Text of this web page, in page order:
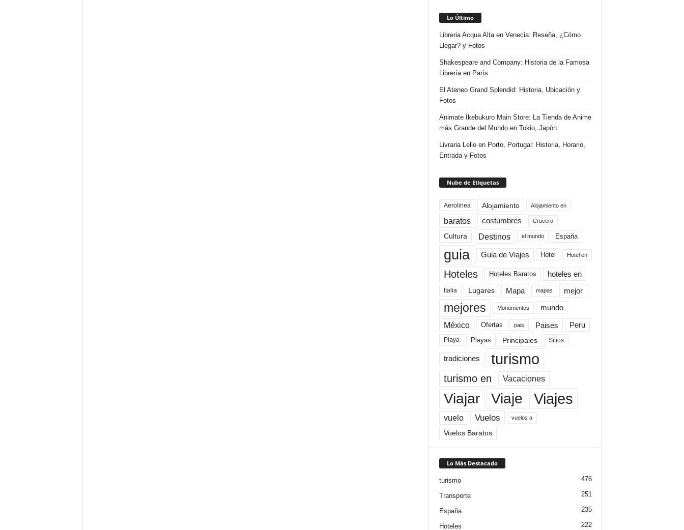
Lo Último
Libreria Acqua Alta en Venecia: Reseña, ¿Cómo
Llegar? y Fotos
Shakespeare and Company: Historia de la Famosa
Librería en París
El Ateneo Grand Splendid: Historia, Ubicación y
Fotos
Animate Ikebukuro Main Store: La Tienda de Anime
más Grande del Mundo en Tokio, Japón
Livraria Lello en Porto, Portugal: Historia, Horario,
Entrada y Fotos
Nube de Etiquetas
Aerolinea Alojamiento Alojamiento en
baratos costumbres Crucero
Cultura Destinos el mundo España
guia Guia de Viajes Hotel Hotel en
Hoteles Hoteles Baratos hoteles en
Italia Lugares Mapa mapas mejor
mejores Monumentos mundo
México Ofertas pais Paises Peru
Playa Playas Principales Sitios
tradiciones turismo
turismo en Vacaciones
Viajar Viaje Viajes
vuelo Vuelos vuelos a
Vuelos Baratos
Lo Más Destacado
turismo 476
Transporte 251
España 235
Hoteles 222